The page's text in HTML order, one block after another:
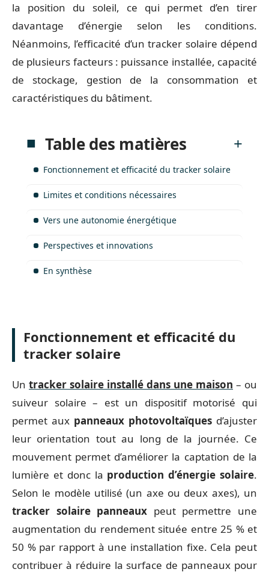
la position du soleil, ce qui permet d’en tirer
davantage d’énergie selon les conditions.
Néanmoins, l’efficacité d’un tracker solaire dépend
de plusieurs facteurs : puissance installée, capacité
de stockage, gestion de la consommation et
caractéristiques du bâtiment.
Table des matières
Fonctionnement et efficacité du tracker solaire
Limites et conditions nécessaires
Vers une autonomie énergétique
Perspectives et innovations
En synthèse
Fonctionnement et efficacité du
tracker solaire
Un tracker solaire installé dans une maison – ou
suiveur solaire – est un dispositif motorisé qui
permet aux panneaux photovoltaïques d’ajuster
leur orientation tout au long de la journée. Ce
mouvement permet d’améliorer la captation de la
lumière et donc la production d’énergie solaire.
Selon le modèle utilisé (un axe ou deux axes), un
tracker solaire panneaux peut permettre une
augmentation du rendement située entre 25 % et
50 % par rapport à une installation fixe. Cela peut
contribuer à réduire la surface de panneaux pour